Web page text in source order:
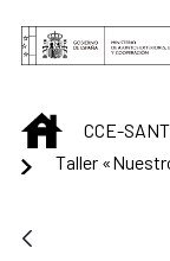
Saltar al
INICIO
CCE-
Taller